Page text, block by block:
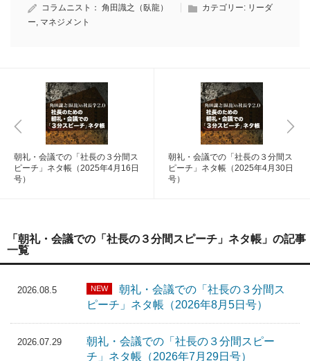
コラムニスト： 角田識之（臥龍） カテゴリー: リーダ
ー マネジメント
朝礼・会議での「社長の３分間ス
ピーチ」ネタ帳（2025年4月16日
号）
朝礼・会議での「社長の３分間ス
ピーチ」ネタ帳（2025年4月30日
号）
「朝礼・会議での「社長の３分間スピーチ」ネタ帳」の記事
一覧
2026.08.5 NEW
朝礼・会議での「社長の３分間ス
ピーチ」ネタ帳（2026年8月5日号）
2026.07.29
朝礼・会議での「社長の３分間スピー
チ」ネタ帳（2026年7月29日号）